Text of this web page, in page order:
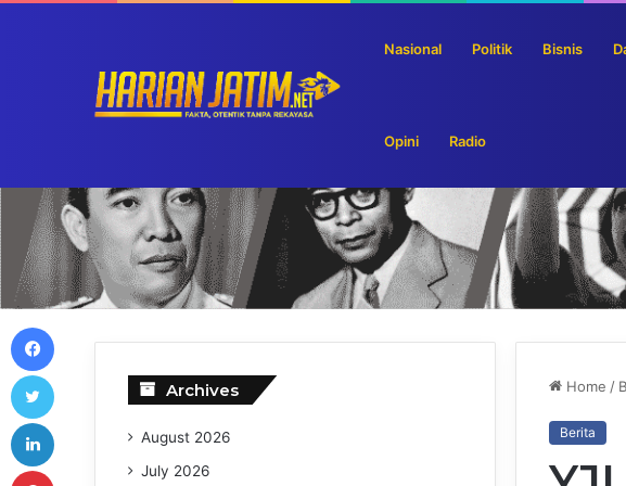
Nasional Politik Bisnis
Opini Radio
Breaking News Bulog Siapkan Pengalihan Sebagian Cadangan Beras Pemerintah Jadi
Home /
Berita
Archives
August 2026
July 2026